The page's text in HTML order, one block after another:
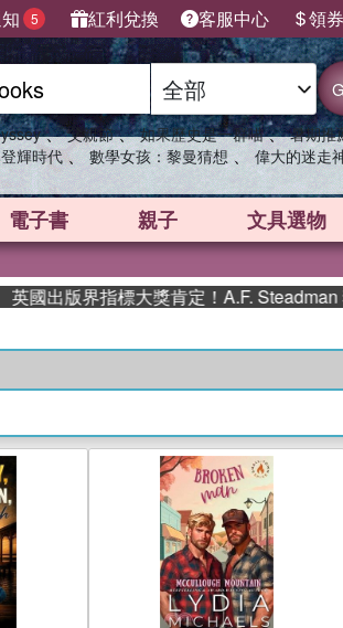
5 紅利兌換 客服中心 領
、 父親節 、 如果歷史是一群喵 、 暑期推
輝時代 、 數學女孩：黎曼猜想 、 偉大的迷走
電子書 親子 文具選物
版界指標大獎肯定！A.F. Steadman 獲年